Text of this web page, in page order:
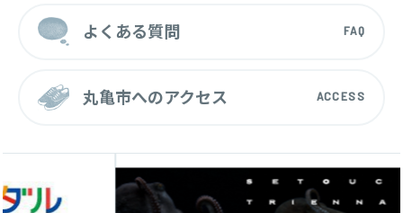
FAQ
よくある質問
ACCESS
丸亀市へのアクセス